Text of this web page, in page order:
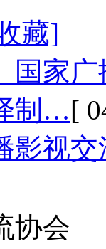
藏]
国家
制…[
影视
协会